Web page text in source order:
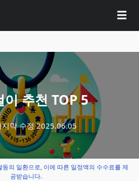
☰
추천 TOP 5
지막 수정2025.06.05
의 일환으로, 이에 따른 일정액의 수수료를 제
공받습니다.